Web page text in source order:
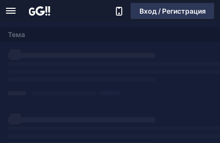
Вход / Регистрация
Тема